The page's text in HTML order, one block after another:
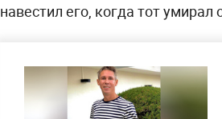
навестил его, когда тот умирал